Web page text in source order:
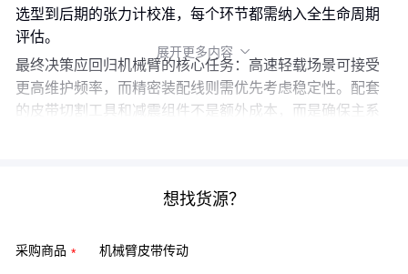
选型到后期的张力计校准，每个环节都需纳入全生命周期
评估。
最终决策应回归机械臂的核心任务：高速轻载场景可接受
更高维护频率，而精密装配线则需优先考虑稳定性。配套
的皮带切割工具和减震组件不是额外成本，而是确保主系
展开更多内容 
想找货源？
采购商品